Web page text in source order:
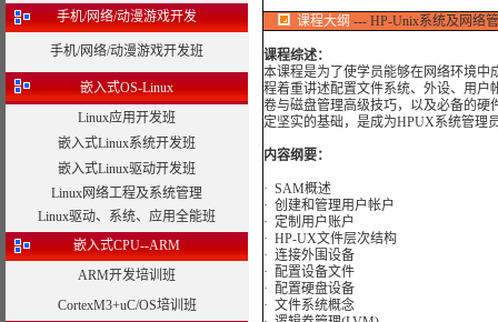
手机/网络/动漫游戏开发
手机/网络/动漫游戏开发班
嵌入式OS-Linux
Linux应用开发班
嵌入式Linux系统开发班
嵌入式Linux驱动开发班
Linux网络工程及系统管理
Linux驱动、系统、应用全能班
嵌入式CPU--ARM
ARM开发培训班
CortexM3+uC/OS培训班
课程大纲 --- HP-Unix系统及网络
课程综述：
本课程是为了使学员能够在网络环境中
程着重讲述配置文件系统、外设、用户
卷与磁盘管理高级技巧，以及必备的硬
定坚实的基础，是成为HPUX系统管理
内容纲要：
· SAM概述
· 创建和管理用户帐户
· 定制用户账户
· HP-UX文件层次结构
· 连接外围设备
· 配置设备文件
· 配置硬盘设备
· 文件系统概念